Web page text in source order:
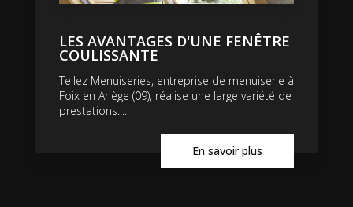
LES AVANTAGES D'UNE FENÊTRE
COULISSANTE
Tellez Menuiseries, entreprise de menuiserie à
Foix en Ariège (09), réalise une large variété de
prestations....
En savoir plus